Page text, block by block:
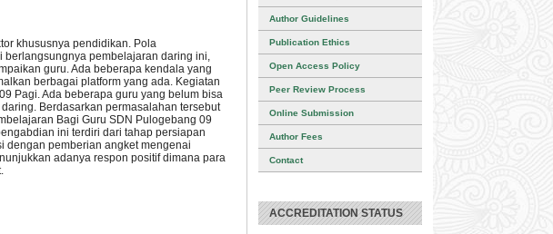
Author Guidelines
Publication Ethics
Open Access Policy
Peer Review Process
Online Submission
Author Fees
Contact
ACCREDITATION STATUS
khususnya pendidikan. Pola
pembelajaran daring ini,
guru. Ada beberapa kendala yang
berbagai platform yang ada. Kegiatan
Pagi. Ada beberapa guru yang belum bisa
Berdasarkan permasalahan tersebut
Bagi Guru SDN Pulogebang 09
ini terdiri dari tahap persiapan
dengan pemberian angket mengenai
adanya respon positif dimana para